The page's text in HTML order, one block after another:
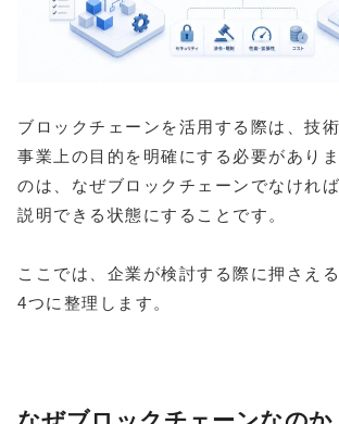
ブロックチェーンを活用する際は、技
事業上の目的を明確にする必要があり
のは、なぜブロックチェーンでなけれ
説明できる状態にすることです。
ここでは、企業が検討する際に押さえ
4つに整理します。